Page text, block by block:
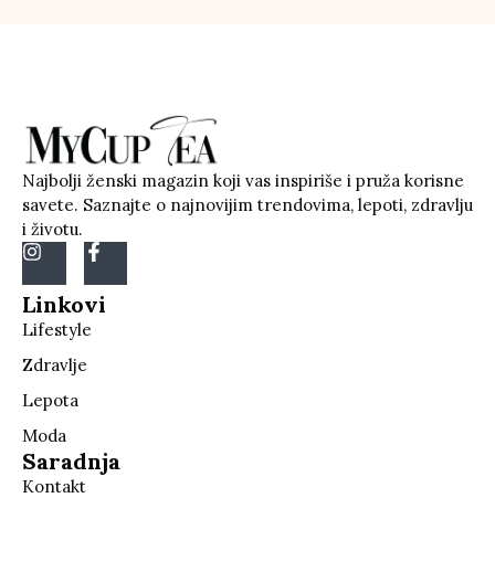
Najbolji ženski magazin koji vas inspiriše i pruža korisne
savete. Saznajte o najnovijim trendovima, lepoti, zdravlju
i životu.
Linkovi
Lifestyle
Zdravlje
Lepota
Moda
Saradnja
Kontakt